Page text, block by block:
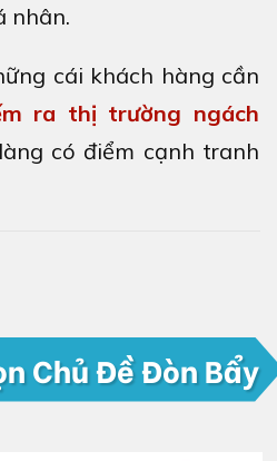
nhân.
cái khách hàng cần
ra thị trường ngách
có điểm cạnh tranh
Chủ Đề Đòn Bẩy